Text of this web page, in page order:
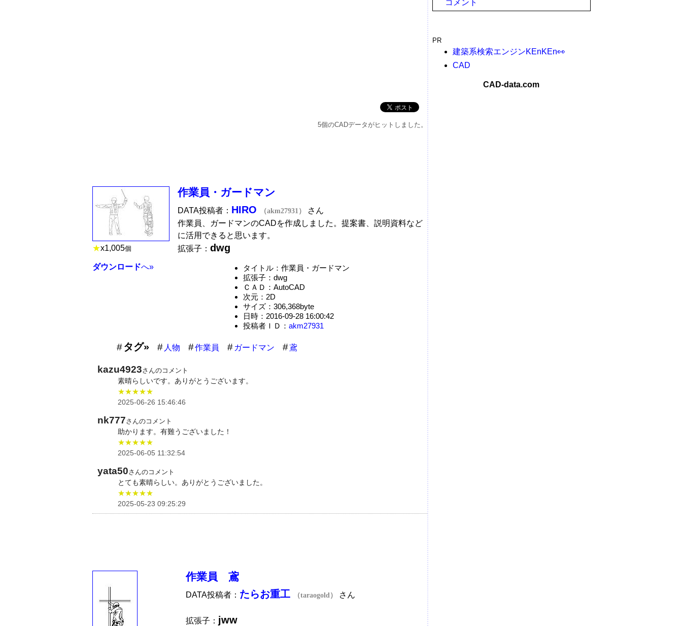
5個のCADデータがヒットしました。
★x1,005個
ダウンロードへ»
作業員・ガードマン
DATA投稿者： HIRO （akm27931）
さん
作業員、ガードマンのCADを作成しました。提案書、説明資料など
に活用できると思います。
拡張子： dwg
タイトル：作業員・ガードマン
拡張子：dwg
ＣＡＤ：AutoCAD
次元：2D
サイズ：306,368byte
日時：2016-09-28 16:00:42
投稿者ＩＤ： akm27931
タグ» 人物 作業員 ガードマン 鳶
kazu4923さんのコメント
素晴らしいです。ありがとうございます。
★★★★★
2025-06-26 15:46:46
nk777さんのコメント
助かります。有難うございました！
★★★★★
2025-06-05 11:32:54
yata50さんのコメント
とても素晴らしい。ありがとうございました。
★★★★★
2025-05-23 09:25:29
作業員 鳶
DATA投稿者： たらお重工 （taraogold） さん
拡張子： jww
コメント
PR
建築系検索エンジンKEnKEn👀
CAD
CAD-data.com